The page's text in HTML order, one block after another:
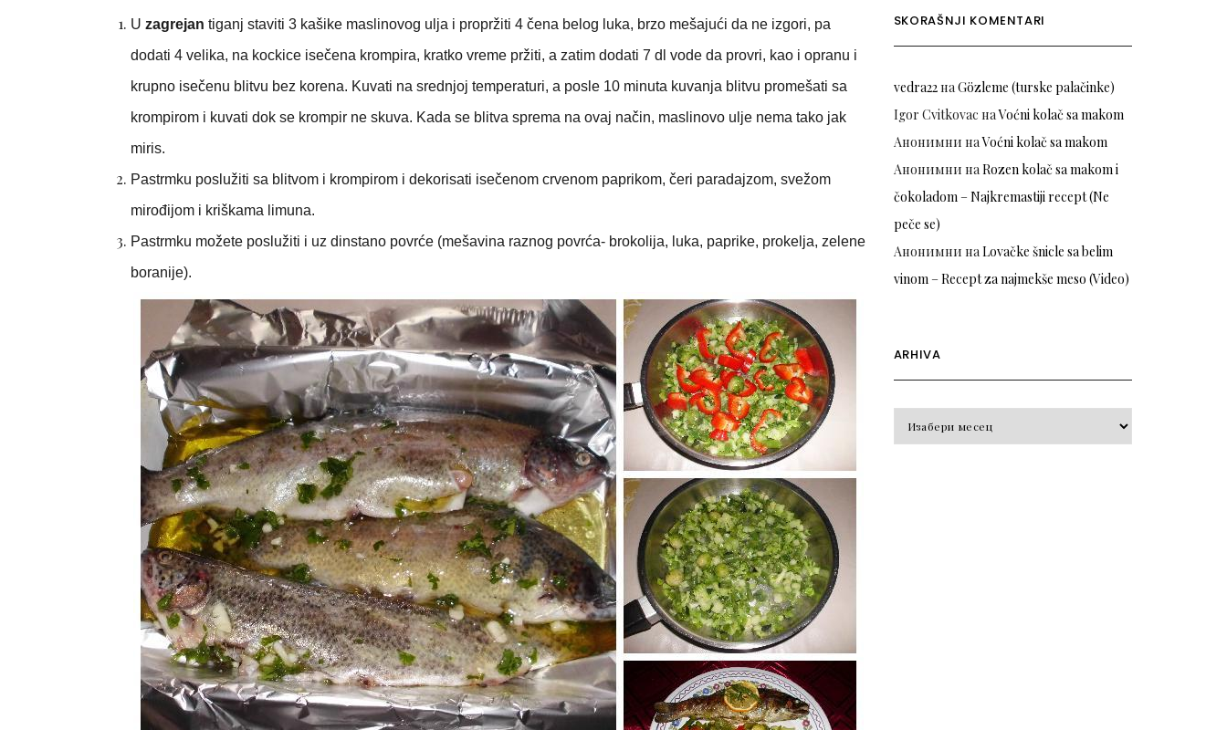
U zagrejan tiganj staviti 3 kašike maslinovog ulja i propržiti 4 čena belog luka, brzo mešajući da ne izgori, pa
dodati 4 velika, na kockice isečena krompira, kratko vreme pržiti, a zatim dodati 7 dl vode da provri, kao i opranu i
krupno isečenu blitvu bez korena. Kuvati na srednjoj temperaturi, a posle 10 minuta kuvanja blitvu promešati sa
krompirom i kuvati dok se krompir ne skuva. Kada se blitva sprema na ovaj način, maslinovo ulje nema tako jak
miris.
Pastrmku poslužiti sa blitvom i krompirom i dekorisati isečenom crvenom paprikom, čeri paradajzom, svežom
mirođijom i kriškama limuna.
Pastrmku možete poslužiti i uz dinstano povrće (mešavina raznog povrća- brokolija, luka, paprike, prokelja, zelene
boranije).
SKORAŠNJI KOMENTARI
vedra22наGözleme (turske palačinke)
Igor Cvitkovac наVoćni kolač sa makom
Анонимни наVoćni kolač sa makom
Анонимни наRozen kolač sa makom i
čokoladom – Najkremastiji recept (Ne
peče se)
Анонимни наLovačke šnicle sa belim
vinom – Recept za najmekše meso (Video)
ARHIVA